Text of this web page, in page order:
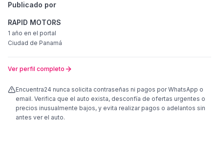
Publicado por
RAPID MOTORS
1 año en el portal
Ciudad de Panamá
Ver perfil completo
Encuentra24 nunca solicita contraseñas ni pagos por WhatsApp o
email. Verifica que el auto exista, desconfía de ofertas urgentes o
precios inusualmente bajos, y evita realizar pagos o adelantos sin
antes ver el auto.